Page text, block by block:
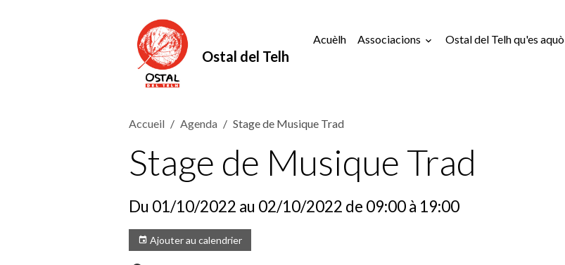
Ostal del Telh
Acuèlh Associacions Ostal del Telh qu'es aquò
Accueil Agenda Stage de Musique Trad
Stage de Musique Trad
Du 01/10/2022 au 02/10/2022 de 09:00à 19:00
Ajouter au calendrier